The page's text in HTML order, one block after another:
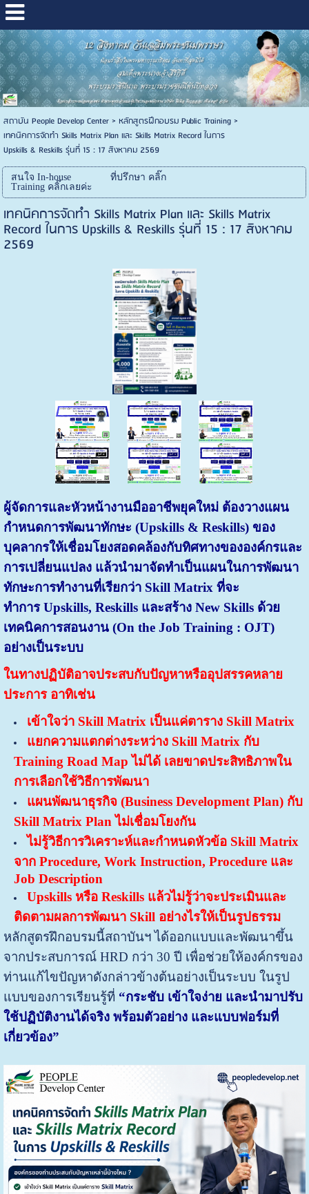
สถาบัน People Develop Center> หลักสูตรฝึกอบรม Public Training>
เทคนิคการจัดทำ Skills Matrix Plan และ Skills Matrix Record ในการ
Upskills & Reskills รุ่นที่ 15 : 17 สิงหาคม 2569
สนใจ In-house
Training คลิ๊กเลยค่ะ
ที่ปรึกษา คลิ๊ก
เทคนิคการจัดทำ Skills Matrix Plan และ Skills Matrix
Record ในการ Upskills & Reskills รุ่นที่ 15 : 17 สิงหาคม
2569
ผู้จัดการและหัวหน้างานมืออาชีพยุคใหม่ ต้องวางแผน
กำหนดการพัฒนาทักษะ (Upskills & Reskills) ของ
บุคลากรให้เชื่อมโยงสอดคล้องกับทิศทางขององค์กรและ
การเปลี่ยนแปลง แล้วนำมาจัดทำเป็นแผนในการพัฒนา
ทักษะการทำงานที่เรียกว่า Skill Matrix ที่จะ
ทำการUpskills, Reskills และสร้าง New Skills ด้วย
เทคนิคการสอนงาน (On the Job Training : OJT)
อย่างเป็นระบบ
ในทางปฏิบัติอาจประสบกับปัญหาหรืออุปสรรคหลาย
ประการ อาทิเช่น
เข้าใจว่า Skill Matrix เป็นแค่ตาราง Skill Matrix
แยกความแตกต่างระหว่าง Skill Matrix กับ
Training Road Map ไม่ได้ เลยขาดประสิทธิภาพใน
การเลือกใช้วิธีการพัฒนา
แผนพัฒนาธุรกิจ (Business Development Plan) กับ
Skill Matrix Plan ไม่เชื่อมโยงกัน
ไม่รู้วิธีการวิเคราะห์และกำหนดหัวข้อ Skill Matrix
จาก Procedure, Work Instruction, Procedure และ
Job Description
Upskills หรือ Reskills แล้วไม่รู้ว่าจะประเมินและ
ติดตามผลการพัฒนา Skill อย่างไรให้เป็นรูปธรรม
หลักสูตรฝึกอบรมนี้สถาบันฯ ได้ออกแบบและพัฒนาขึ้น
จากประสบการณ์ HRD กว่า 30 ปี เพื่อช่วยให้องค์กรของ
ท่านแก้ไขปัญหาดังกล่าวข้างต้นอย่างเป็นระบบ ในรูป
แบบของการเรียนรู้ที่ “กระชับ เข้าใจง่าย และนำมาปรับ
ใช้ปฏิบัติงานได้จริง พร้อมตัวอย่าง และแบบฟอร์มที่
เกี่ยวข้อง”